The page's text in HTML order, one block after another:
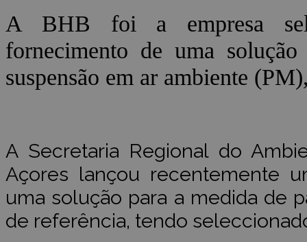
A BHB foi a empresa
fornecimento de uma
suspensão em ar ambiente
A Secretaria Regional do
Açores lançou recentemente
uma solução para a medida de
de referência, tendo